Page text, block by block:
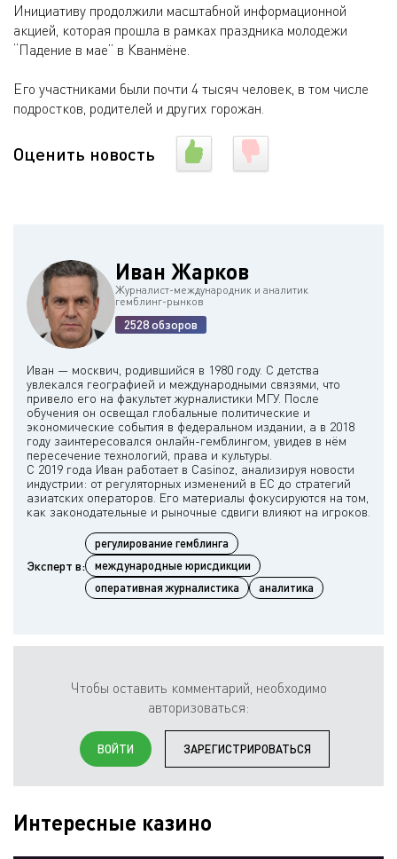
Инициативу продолжили масштабной информационной
акцией, которая прошла в рамках праздника молодежи
“Падение в мае” в Кванмёне.
Его участниками были почти 4 тысяч человек, в том числе
подростков, родителей и других горожан.
Оценить новость
Иван Жарков
Журналист-международник и аналитик
гемблинг-рынков
2528 обзоров
Иван — москвич, родившийся в 1980 году. С детства
увлекался географией и международными связями, что
привело его на факультет журналистики МГУ. После
обучения он освещал глобальные политические и
экономические события в федеральном издании, а в 2018
году заинтересовался онлайн-гемблингом, увидев в нём
пересечение технологий, права и культуры.
С 2019 года Иван работает в Casinoz, анализируя новости
индустрии: от регуляторных изменений в ЕС до стратегий
азиатских операторов. Его материалы фокусируются на том,
Эксперт в:
регулирование гемблинга
международные юрисдикции
оперативная журналистика
аналитика
Чтобы оставить комментарий, необходимо
авторизоваться:
ВОЙТИ ЗАРЕГИСТРИРОВАТЬСЯ
Интересные казино